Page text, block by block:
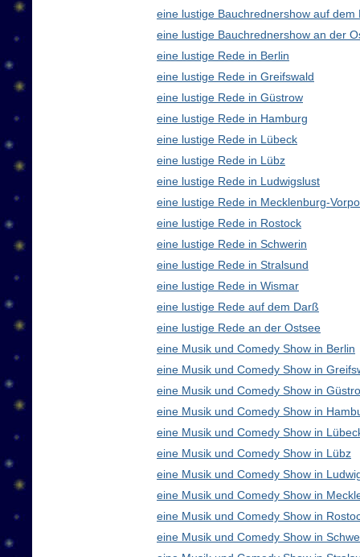
eine lustige Bauchrednershow auf dem
eine lustige Bauchrednershow an der
eine lustige Rede in Berlin
eine lustige Rede in Greifswald
eine lustige Rede in Güstrow
eine lustige Rede in Hamburg
eine lustige Rede in Lübeck
eine lustige Rede in Lübz
eine lustige Rede in Ludwigslust
eine lustige Rede in Mecklenburg-
eine lustige Rede in Rostock
eine lustige Rede in Schwerin
eine lustige Rede in Stralsund
eine lustige Rede in Wismar
eine lustige Rede auf dem Darß
eine lustige Rede an der Ostsee
eine Musik und Comedy Show in Berlin
eine Musik und Comedy Show in
eine Musik und Comedy Show in
eine Musik und Comedy Show in
eine Musik und Comedy Show in
eine Musik und Comedy Show in Lübz
eine Musik und Comedy Show in
eine Musik und Comedy Show in
eine Musik und Comedy Show in
eine Musik und Comedy Show in